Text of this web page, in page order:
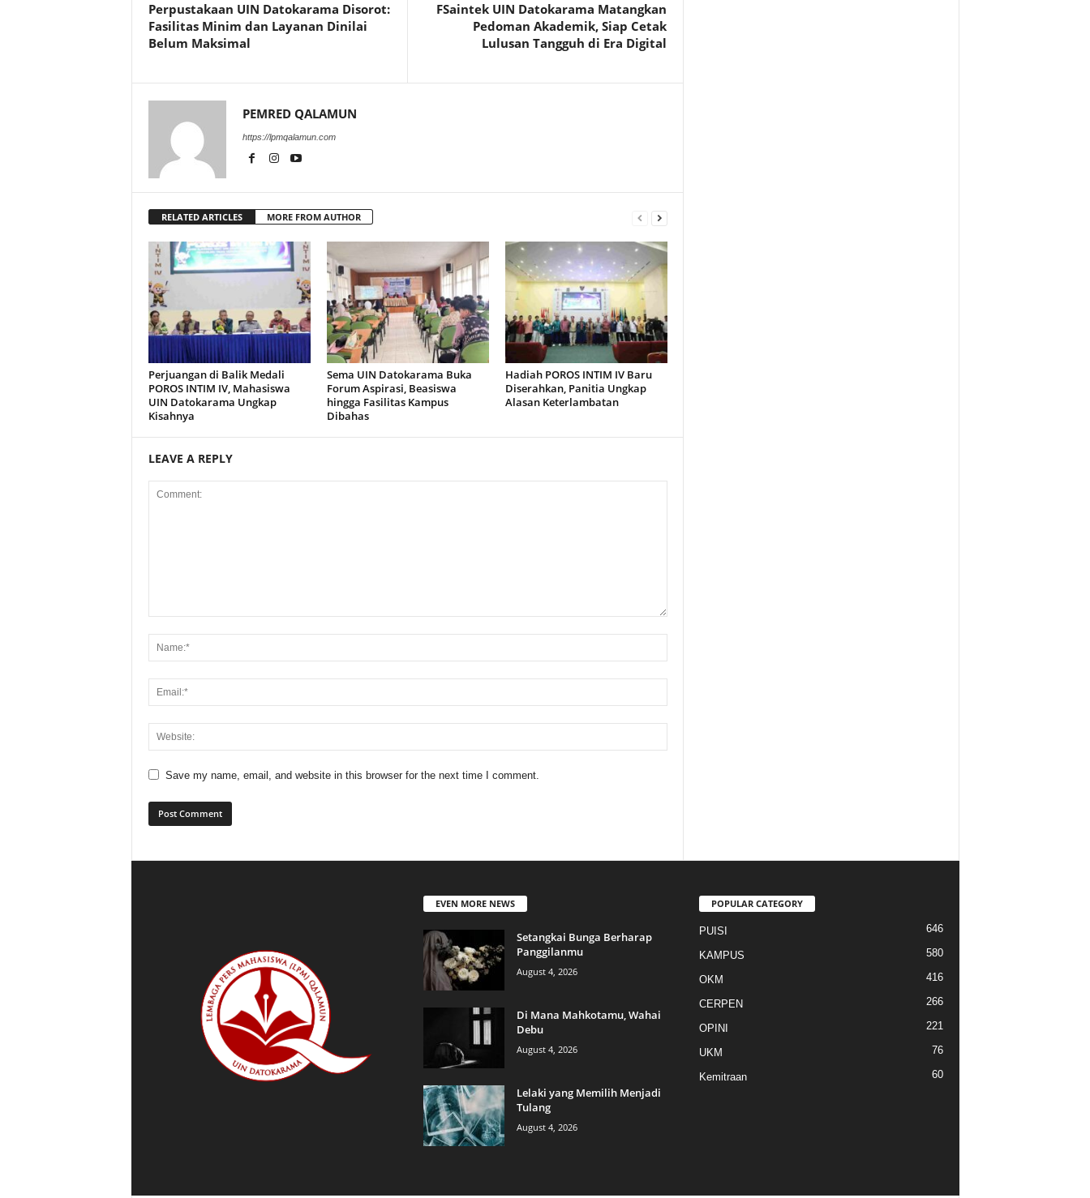
Perpustakaan UIN Datokarama Disorot:
Fasilitas Minim dan Layanan Dinilai
Belum Maksimal
FSaintek UIN Datokarama Matangkan
Pedoman Akademik, Siap Cetak
Lulusan Tangguh di Era Digital
PEMRED QALAMUN
https://lpmqalamun.com
RELATED ARTICLES MORE FROM AUTHOR
Perjuangan di Balik Medali
POROS INTIM IV, Mahasiswa
UIN Datokarama Ungkap
Kisahnya
Sema UIN Datokarama Buka
Forum Aspirasi, Beasiswa
hingga Fasilitas Kampus
Dibahas
Hadiah POROS INTIM IV Baru
Diserahkan, Panitia Ungkap
Alasan Keterlambatan
LEAVE A REPLY
Save my name, email, and website in this browser for the next time I comment.
EVEN MORE NEWS
Setangkai Bunga Berharap
Panggilanmu
August 4, 2026
Di Mana Mahkotamu, Wahai
Debu
August 4, 2026
Lelaki yang Memilih Menjadi
Tulang
August 4, 2026
POPULAR CATEGORY
PUISI 646
KAMPUS 580
OKM 416
CERPEN 266
OPINI 221
UKM 76
Kemitraan 60